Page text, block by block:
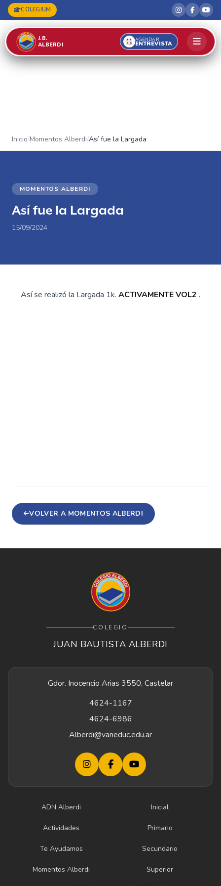
COLEGIUM
J.B.
ALBERDI
AGENDAR
ENTREVISTA
Inicio/Momentos Alberdi/Así fue la Largada
MOMENTOS ALBERDI
Así fue la Largada
15/09/2024
Así se realizó la Largada 1k. ACTIVAMENTE VOL2 .
VOLVER A MOMENTOS ALBERDI
COLEGIO
JUAN BAUTISTA ALBERDI
Gdor. Inocencio Arias 3550, Castelar
4624-1167
4624-6986
Alberdi@vaneduc.edu.ar
ADN Alberdi Inicial
Actividades Primario
Te Ayudamos Secundario
Momentos Alberdi Superior